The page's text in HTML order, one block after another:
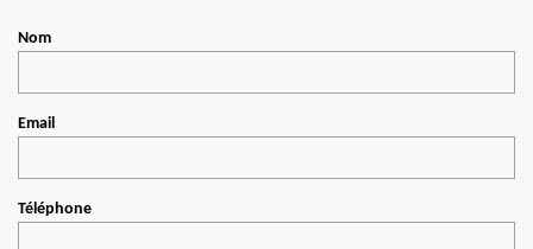
Nom
Email
Téléphone